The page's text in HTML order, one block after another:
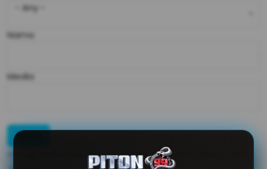
- Any -
Nama
Media
kemudian klikAPPLYuntuk menampilkan data